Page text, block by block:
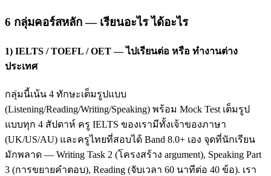
6 กลุ่มคอร์สหลัก — เรียนอะไร ได้อะไร
1) IELTS / TOEFL / OET — ไปเรียนต่อ หรือ ทำงานต่าง
ประเทศ
กลุ่มนี้เน้น 4 ทักษะเต็มรูปแบบ
(Listening/Reading/Writing/Speaking) พร้อม Mock Test เต็มรูป
แบบทุก 4 สัปดาห์ ครู IELTS ของเรามีทั้งเจ้าของภาษา
(UK/US/AU) และครูไทยที่สอบได้ Band 8.0+ เอง จุดที่นักเรียน
มักพลาด — Writing Task 2 (โครงสร้าง argument), Speaking Part
3 (การขยายคำตอบ), Reading (จับเวลา 60 นาทีต่อ 40 ข้อ). เรา